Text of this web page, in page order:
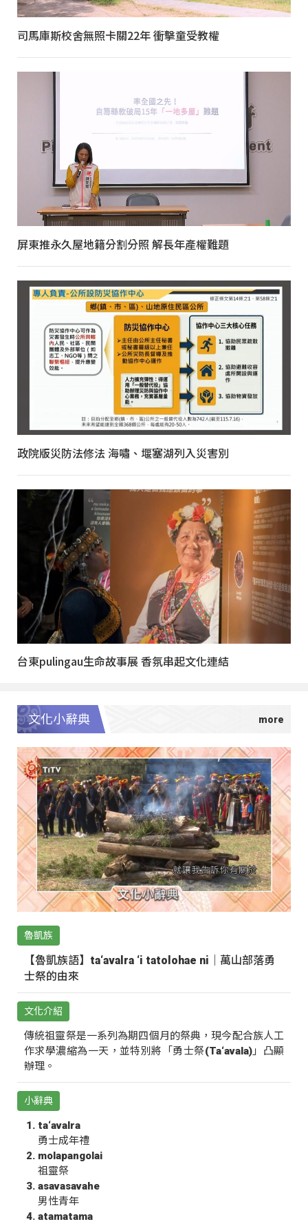
司馬庫斯校舍無照卡關22年 衝擊童受教權
屏東推永久屋地籍分割分照 解長年產權難題
政院版災防法修法 海嘯、堰塞湖列入災害別
台東pulingau生命故事展 香氛串起文化連結
文化小辭典
魯凱族
【魯凱族語】ta‘avalra ‘i tatolohae ni｜萬山部落勇
士祭的由來
文化介紹
傳統祖靈祭是一系列為期四個月的祭典，現今配合族人工
作求學濃縮為一天，並特別將「勇士祭(Ta‘avala)」凸顯
辦理。
小辭典
ta‘avalra
勇士成年禮
molapangolai
祖靈祭
asavasavahe
男性青年
atamatama